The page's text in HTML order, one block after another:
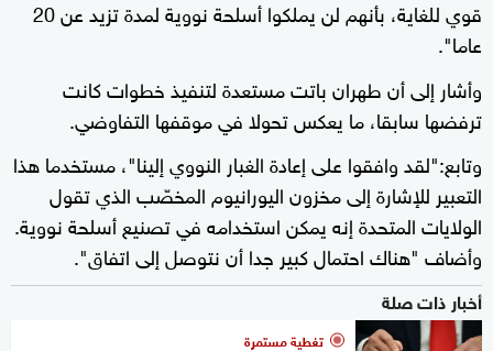
عاما".
وأشار إلى أن طهران باتت مستعدة لتنفيذ خطوات كانت
ترفضها سابقا، ما يعكس تحولا في موقفها التفاوضي.
وتابع:"لقد وافقوا على إعادة الغبار النووي إلينا"، مستخدما هذا
التعبير للإشارة إلى مخزون اليورانيوم المخصّب الذي تقول
الولايات المتحدة إنه يمكن استخدامه في تصنيع أسلحة نووية.
وأضاف "هناك احتمال كبير جدا أن نتوصل إلى اتفاق".
أخبار ذات صلة
تغطية مستمرة